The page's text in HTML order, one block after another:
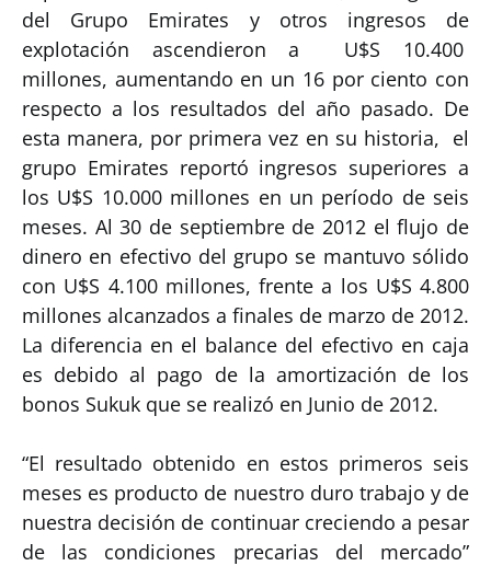
del Grupo Emirates y otros ingresos de
explotación ascendieron a U$S 10.400
millones, aumentando en un 16 por ciento con
respecto a los resultados del año pasado. De
esta manera, por primera vez en su historia, el
grupo Emirates reportó ingresos superiores a
los U$S 10.000 millones en un período de seis
meses. Al 30 de septiembre de 2012 el flujo de
dinero en efectivo del grupo se mantuvo sólido
con U$S 4.100 millones, frente a los U$S 4.800
millones alcanzados a finales de marzo de 2012.
La diferencia en el balance del efectivo en caja
es debido al pago de la amortización de los
bonos Sukuk que se realizó en Junio de 2012.
“El resultado obtenido en estos primeros seis
meses es producto de nuestro duro trabajo y de
nuestra decisión de continuar creciendo a pesar
de las condiciones precarias del mercado”